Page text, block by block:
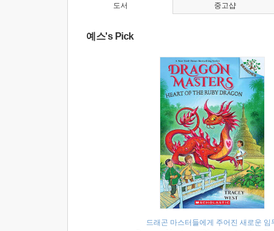
도서
예스's Pick
드래곤 마스터들에게 주어진 새로운 임
중고샵